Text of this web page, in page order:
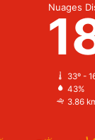
Nuages
33º -
43%
3.86